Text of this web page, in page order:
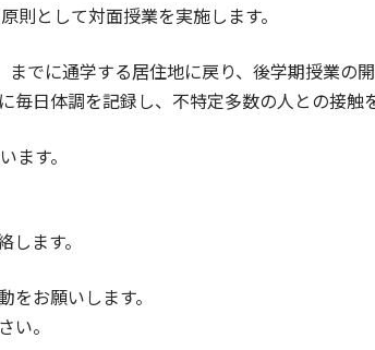
として対面授業を実施します。
でに通学する居住地に戻り、後学期授業の
日体調を記録し、不特定多数の人との接触
ます。
ます。
お願いします。
い。